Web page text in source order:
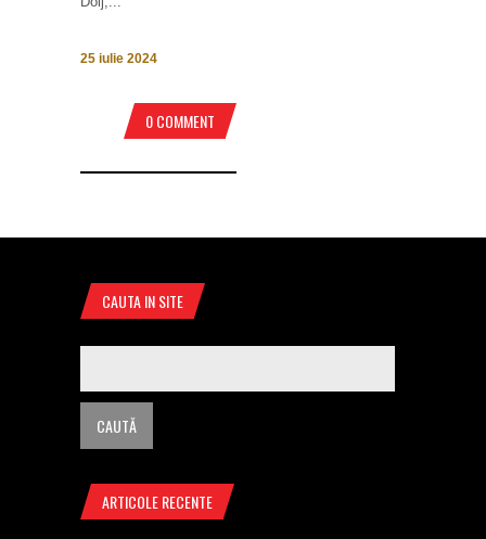
25 iulie 2024
0 COMMENT
CAUTA IN SITE
ARTICOLE RECENTE